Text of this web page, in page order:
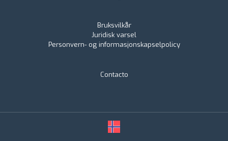
Bruksvilkår
Juridisk varsel
Personvern- og informasjonskapselpolicy
Contacto